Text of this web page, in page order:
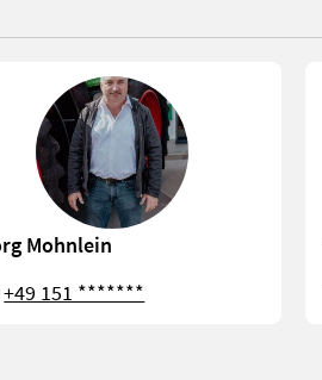
Mohnlein
+49 151 *******